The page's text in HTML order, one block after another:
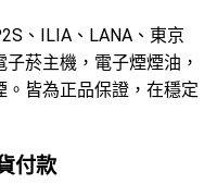
、 ILIA 、 LANA 、 東京
子菸主機 ， 電子煙煙油 ，
。皆為正品保證，在穩定
付款